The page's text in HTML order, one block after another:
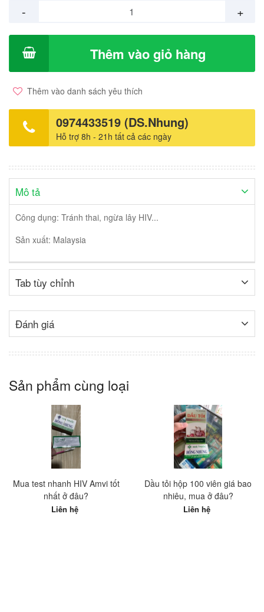
- +
Thêm vào giỏ hàng
Thêm vào danh sách yêu thích
0974433519 (DS.Nhung)
Hỗ trợ 8h - 21h tất cả các ngày
Mô tả
Công dụng: Tránh thai, ngừa lây HIV...
Sản xuất: Malaysia
Tab tùy chỉnh
Đánh giá
Sản phẩm cùng loại
Mua test nhanh HIV Amvi tốt
nhất ở đâu?
Liên hệ
Dầu tỏi hộp 100 viên giá bao
nhiêu, mua ở đâu?
Liên hệ